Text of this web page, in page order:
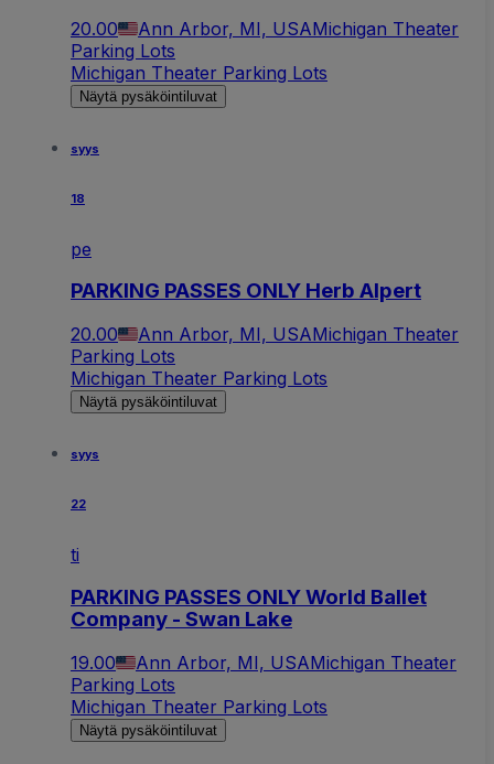
20.00 Ann Arbor, MI, USAMichigan Theater
Parking Lots
Michigan Theater Parking Lots
Näytä pysäköintiluvat
syys
18
pe
PARKING PASSES ONLY Herb Alpert
20.00 Ann Arbor, MI, USAMichigan Theater
Parking Lots
Michigan Theater Parking Lots
Näytä pysäköintiluvat
syys
22
ti
PARKING PASSES ONLY World Ballet
Company - Swan Lake
19.00 Ann Arbor, MI, USAMichigan Theater
Parking Lots
Michigan Theater Parking Lots
Näytä pysäköintiluvat